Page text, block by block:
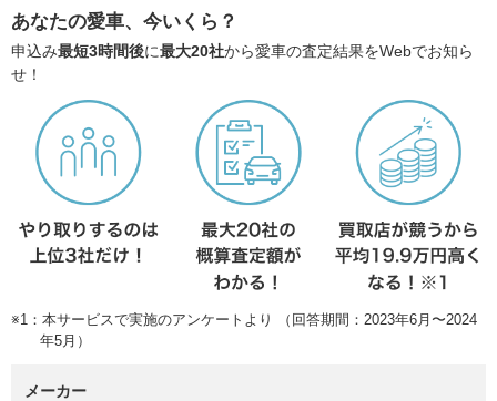
あなたの愛車、今いくら？
申込み最短3時間後に最大20社から愛車の査定結果をWebでお知ら
せ！
※1：本サービスで実施のアンケートより （回答期間：2023年6月〜2024
年5月）
メーカー